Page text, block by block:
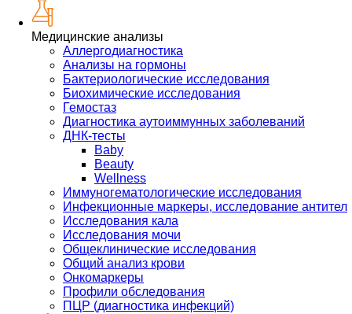
Медицинские анализы
Аллергодиагностика
Анализы на гормоны
Бактериологические исследования
Биохимические исследования
Гемостаз
Диагностика аутоиммунных заболеваний
ДНК-тесты
Baby
Beauty
Wellness
Иммуногематологические исследования
Инфекционные маркеры, исследование антител
Исследования кала
Исследования мочи
Общеклинические исследования
Общий анализ крови
Онкомаркеры
Профили обследования
ПЦР (диагностика инфекций)